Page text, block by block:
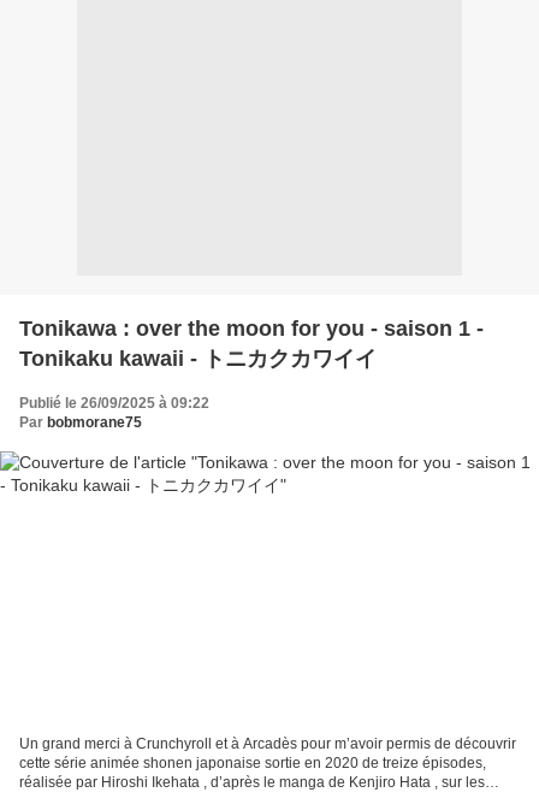
Tonikawa : over the moon for you - saison 1 -
Tonikaku kawaii - トニカクカワイイ
Publié le 26/09/2025 à 09:22
Par bobmorane75
Un grand merci à Crunchyroll et à Arcadès pour m’avoir permis de découvrir
cette série animée shonen japonaise sortie en 2020 de treize épisodes,
réalisée par Hiroshi Ikehata , d’après le manga de Kenjiro Hata , sur les